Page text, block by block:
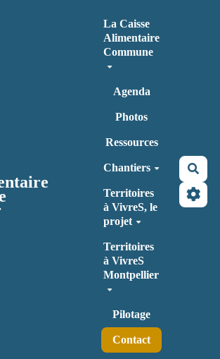
La Caisse
Alimentaire
Commune
Agenda
Photos
Ressources
Chantiers
Territoires
à VivreS, le
projet
Territoires
à VivreS
Montpellier
Pilotage
Contact